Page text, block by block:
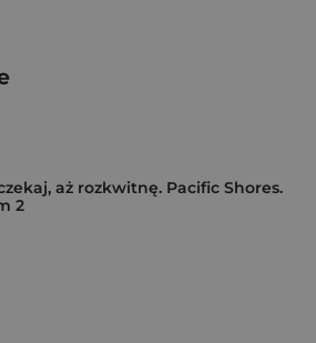
aż rozkwitnę. Pacific Shores.
2